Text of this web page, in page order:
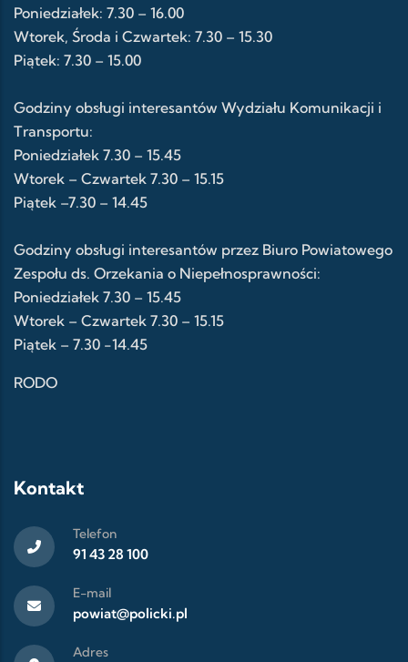
Poniedziałek: 7.30 – 16.00
Wtorek, Środa i Czwartek: 7.30 – 15.30
Piątek: 7.30 – 15.00
Godziny obsługi interesantów Wydziału Komunikacji i
Transportu:
Poniedziałek 7.30 – 15.45
Wtorek – Czwartek 7.30 – 15.15
Piątek –7.30 – 14.45
Godziny obsługi interesantów przez Biuro Powiatowego
Zespołu ds. Orzekania o Niepełnosprawności:
Poniedziałek 7.30 – 15.45
Wtorek – Czwartek 7.30 – 15.15
Piątek – 7.30 -14.45
RODO
Kontakt
Telefon
91 43 28 100
E-mail
powiat@policki.pl
Adres